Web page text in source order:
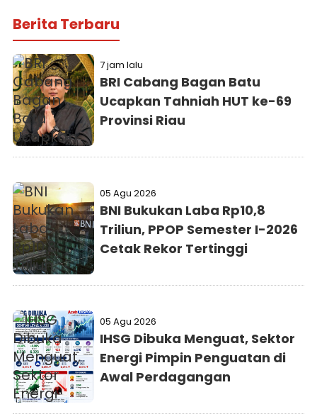
Berita Terbaru
7 jam lalu
BRI Cabang Bagan Batu
Ucapkan Tahniah HUT ke-69
Provinsi Riau
05 Agu 2026
BNI Bukukan Laba Rp10,8
Triliun, PPOP Semester I-2026
Cetak Rekor Tertinggi
05 Agu 2026
IHSG Dibuka Menguat, Sektor
Energi Pimpin Penguatan di
Awal Perdagangan